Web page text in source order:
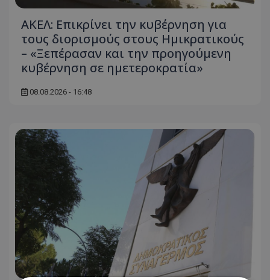
ΑΚΕΛ: Επικρίνει την κυβέρνηση για
τους διορισμούς στους Ημικρατικούς
– «Ξεπέρασαν και την προηγούμενη
κυβέρνηση σε ημετεροκρατία»
08.08.2026 - 16:48